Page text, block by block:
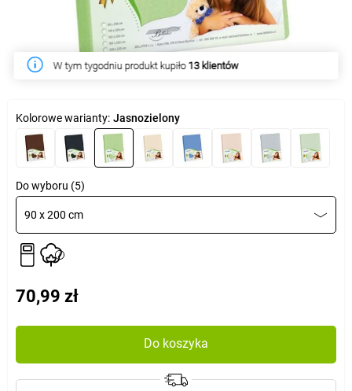
W tym tygodniu produkt kupiło 13 klientów
Kolorowe warianty: Jasnozielony
Do wyboru (5)
90 x 200 cm
70,99 zł
Do koszyka